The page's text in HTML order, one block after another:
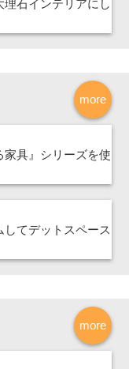
石インテリアにし
more
具』シリーズを使
てデットスペース
more